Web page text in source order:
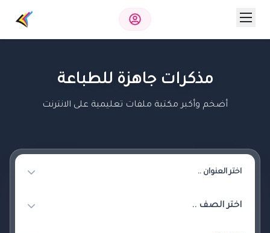
مذكرات جاهزة للطباعة
أضخم وأكبر مكتبة ملفات تعليمية على الانترنت